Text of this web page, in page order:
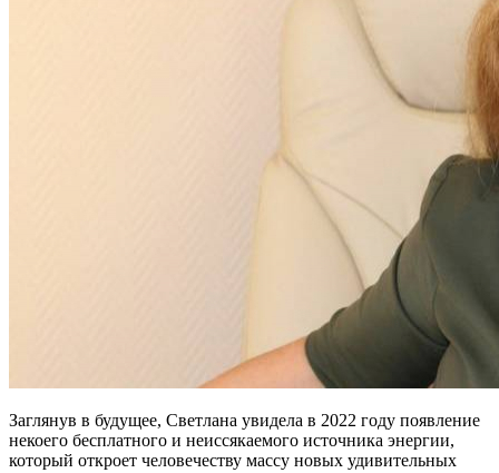
Заглянув в будущее, Светлана увидела в 2022 году появление
некоего бесплатного и неиссякаемого источника энергии,
который откроет человечеству массу новых удивительных